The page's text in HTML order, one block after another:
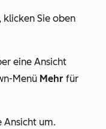
klicken Sie oben
eine Ansicht
Menü Mehr für
Ansicht um.